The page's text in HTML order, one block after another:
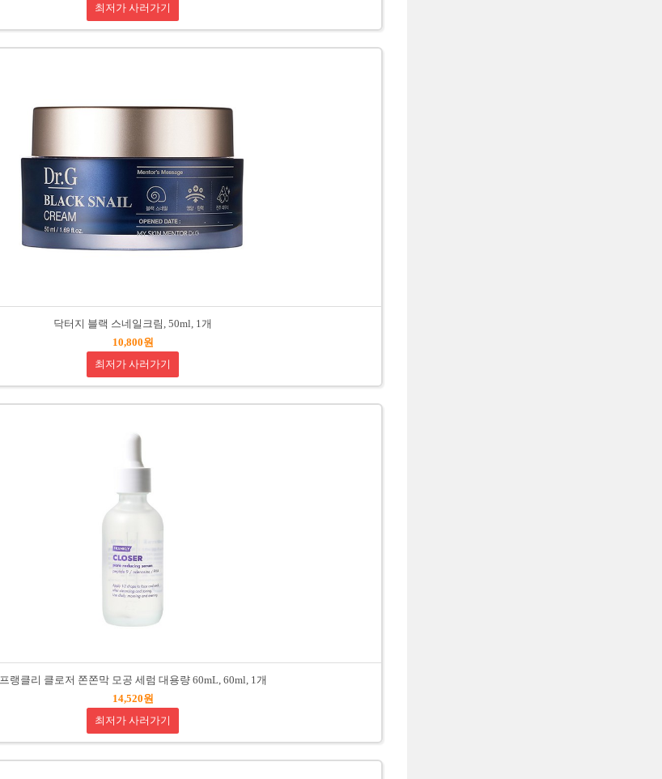
최저가 사러가기
닥터지 블랙 스네일크림, 50ml, 1개
10,800원
최저가 사러가기
프랭클리 클로저 쫀쫀막 모공 세럼 대용량 60mL, 60ml, 1개
14,520원
최저가 사러가기